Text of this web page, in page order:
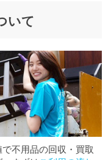
いて
不用品の回収・買取